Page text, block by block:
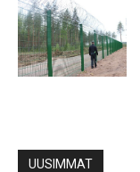
UUSIMMAT